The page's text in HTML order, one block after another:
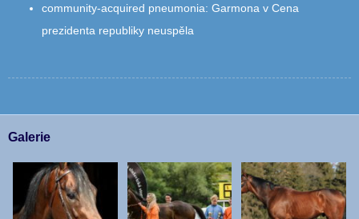
community‑acquired pneumonia: Garmona v Cena
prezidenta republiky neuspěla
Galerie